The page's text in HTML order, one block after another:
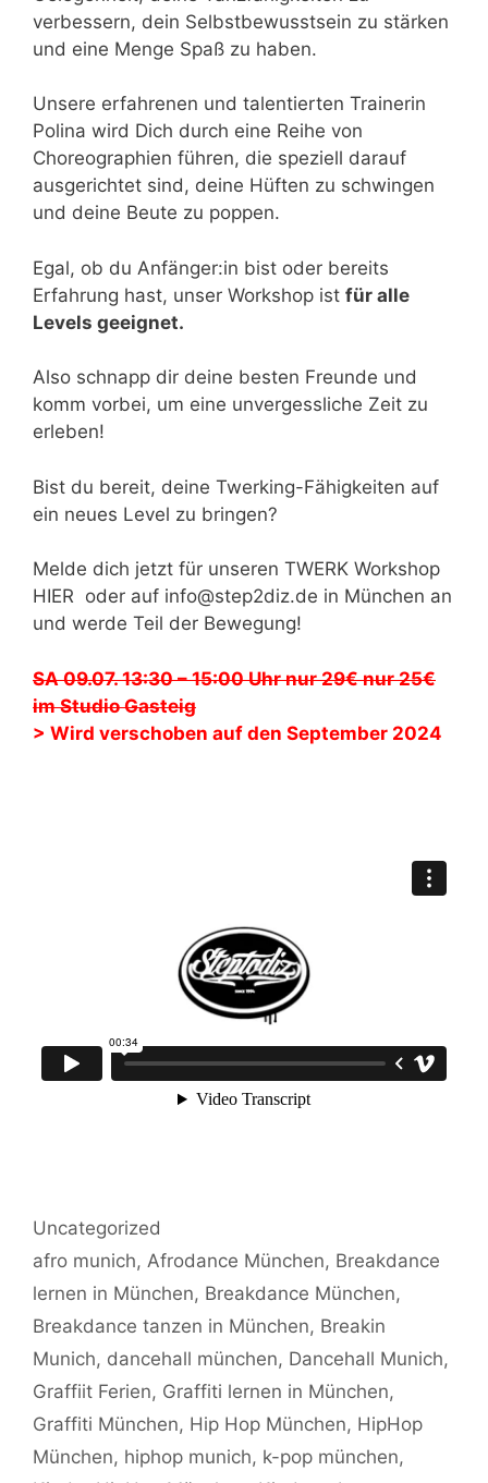
verbessern, dein Selbstbewusstsein zu stärken
und eine Menge Spaß zu haben.
Unsere erfahrenen und talentierten Trainerin
Polina wird Dich durch eine Reihe von
Choreographien führen, die speziell darauf
ausgerichtet sind, deine Hüften zu schwingen
und deine Beute zu poppen.
Egal, ob du Anfänger:in bist oder bereits
Erfahrung hast, unser Workshop ist für alle
Levels geeignet.
Also schnapp dir deine besten Freunde und
komm vorbei, um eine unvergessliche Zeit zu
erleben!
Bist du bereit, deine Twerking-Fähigkeiten auf
ein neues Level zu bringen?
Melde dich jetzt für unseren TWERK Workshop
HIER oder auf info@step2diz.de in München an
und werde Teil der Bewegung!
SA 09.07. 13:30 – 15:00 Uhr nur 29€ nur 25€
im Studio Gasteig
> Wird verschoben auf den September 2024
Kategorien
Uncategorized
Schlagwörter
afro munich, Afrodance München, Breakdance
lernen in München, Breakdance München,
Breakdance tanzen in München, Breakin
Munich, dancehall münchen, Dancehall Munich,
Graffiit Ferien, Graffiti lernen in München,
Graffiti München, Hip Hop München, HipHop
München, hiphop munich, k-pop münchen,